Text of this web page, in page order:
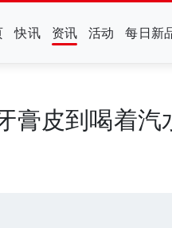
快讯 资讯 活动 每日新
膏皮到喝着汽